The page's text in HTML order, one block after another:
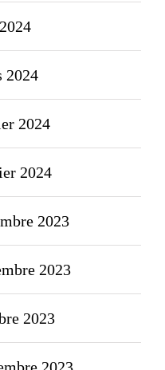
2024
2024
2024
2023
2023
2023